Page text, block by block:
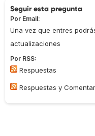
Seguir esta pregunta
Por Email:
Una vez que entres
actualizaciones
Por RSS:
Respuestas
Respuestas y